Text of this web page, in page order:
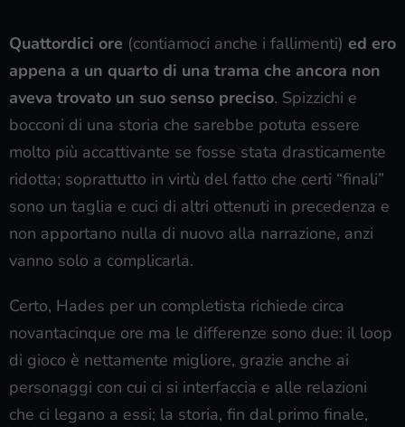
Quattordici ore (contiamoci anche i fallimenti) ed ero
appena a un quarto di una trama che ancora non
aveva trovato un suo senso preciso. Spizzichi e
bocconi di una storia che sarebbe potuta essere
molto più accattivante se fosse stata drasticamente
ridotta; soprattutto in virtù del fatto che certi “finali”
sono un taglia e cuci di altri ottenuti in precedenza e
non apportano nulla di nuovo alla narrazione, anzi
vanno solo a complicarla.
Certo, Hades per un completista richiede circa
novantacinque ore ma le differenze sono due: il loop
di gioco è nettamente migliore, grazie anche ai
personaggi con cui ci si interfaccia e alle relazioni
che ci legano a essi; la storia, fin dal primo finale,